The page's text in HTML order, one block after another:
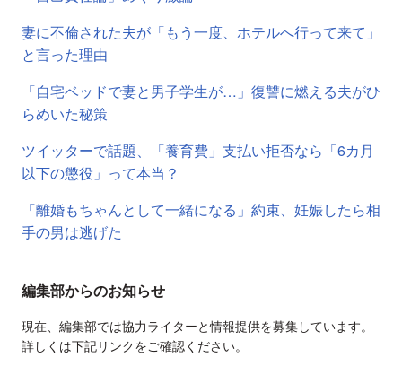
妻に不倫された夫が「もう一度、ホテルへ行って来て」
と言った理由
「自宅ベッドで妻と男子学生が…」復讐に燃える夫がひ
らめいた秘策
ツイッターで話題、「養育費」支払い拒否なら「6カ月
以下の懲役」って本当？
「離婚もちゃんとして一緒になる」約束、妊娠したら相
手の男は逃げた
編集部からのお知らせ
現在、編集部では協力ライターと情報提供を募集しています。
詳しくは下記リンクをご確認ください。